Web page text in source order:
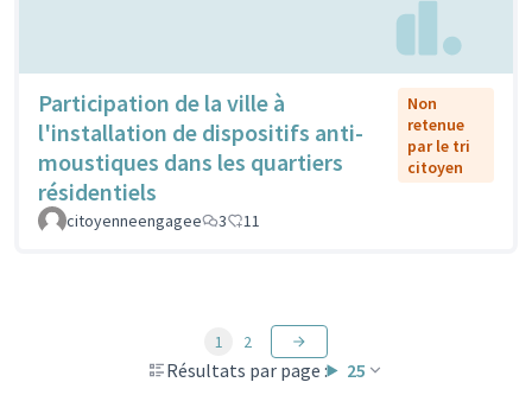
Participation de la ville à
l'installation de dispositifs anti-
moustiques dans les quartiers
résidentiels
Non
retenue
par le tri
citoyen
citoyenneengagee 3 11
Résultats par page : 25
1 2